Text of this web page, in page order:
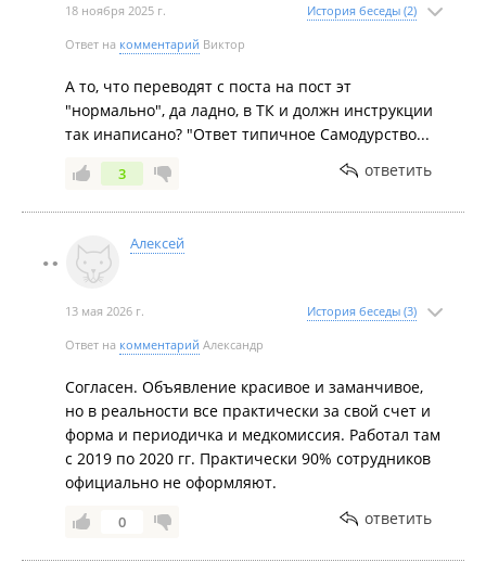
18 ноября 2025 г. История беседы (2)
Ответ на комментарий Виктор
А то, что переводят с поста на пост эт
"нормально", да ладно, в ТК и должн инструкции
так инаписано? "Ответ типичное Самодурство...
3 ответить
Алексей
13 мая 2026 г. История беседы (3)
Ответ на комментарий Александр
Согласен. Объявление красивое и заманчивое,
но в реальности все практически за свой счет и
форма и периодичка и медкомиссия. Работал там
с 2019 по 2020 гг. Практически 90% сотрудников
официально не оформляют.
0 ответить